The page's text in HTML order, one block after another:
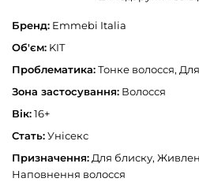
Бренд: Emmebi Italia
Об'єм: KIT
Проблематика:Тонке волосся,
Зона застосування: Волосся
Вік:16+
Стать:Унісекс
Призначення: Для блиску,
Наповнення волосся